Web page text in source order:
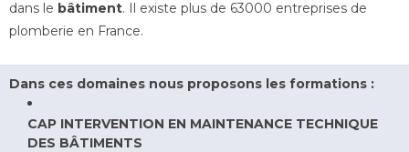
dans le bâtiment. Il existe plus de 63000 entreprises de
plomberie en France.
Dans ces domaines nous proposons les formations :
CAP INTERVENTION EN MAINTENANCE TECHNIQUE
DES BÂTIMENTS